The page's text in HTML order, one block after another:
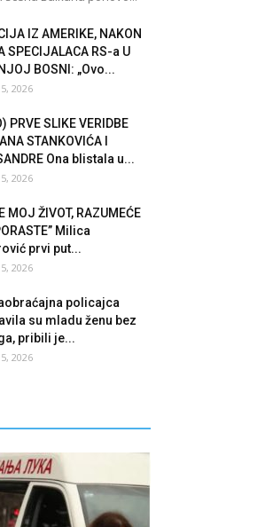
IZ AMERIKE, NAKON
SPECIJALACA RS-a U
BOSNI: „Ovo...
2026
PRVE SLIKE VERIDBE
STANKOVIĆA I
Ona blistala u...
2026
MOJ ŽIVOT, RAZUMEĆE
Milica
prvi put...
2026
policajca
su mladu ženu bez
pribili je...
2026